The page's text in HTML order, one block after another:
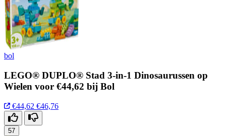
bol
LEGO® DUPLO® Stad 3-in-1 Dinosaurussen op
Wielen voor €44,62 bij Bol
€44,62 €46,76
57